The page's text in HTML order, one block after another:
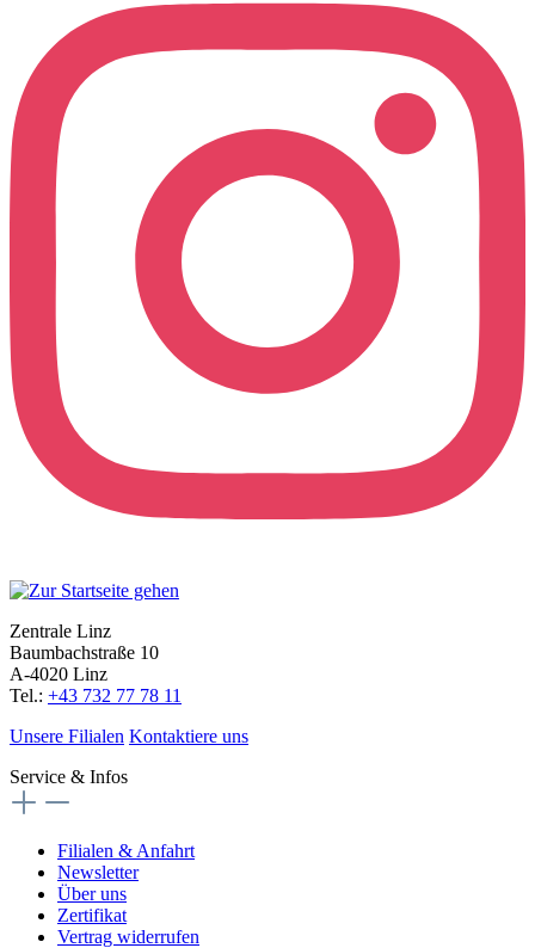
Zentrale Linz
Baumbachstraße 10
A-4020 Linz
Tel.: +43 732 77 78 11
Unsere Filialen Kontaktiere uns
Service & Infos
Filialen & Anfahrt
Newsletter
Über uns
Zertifikat
Vertrag widerrufen